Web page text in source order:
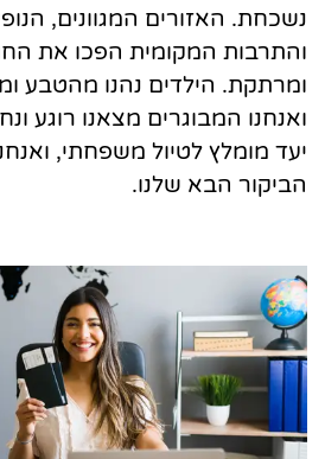
נשכחת. האזורים המגוונים,
והתרבות המקומית הפכו את
ומרתקת. הילדים נהנו מהטבע
ואנחנו המבוגרים מצאנו רוגע
יעד מומלץ לטיול משפחתי,
הביקור הבא שלנו.